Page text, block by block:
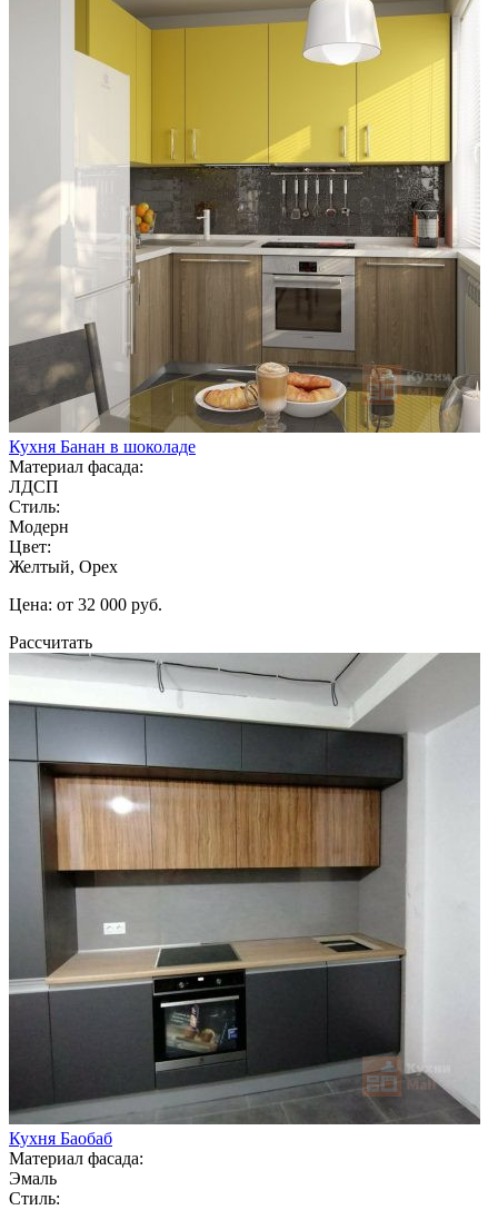
Кухня Банан в шоколаде
Материал фасада:
ЛДСП
Стиль:
Модерн
Цвет:
Желтый, Орех
Цена: от 32 000 руб.
Рассчитать
Кухня Баобаб
Материал фасада:
Эмаль
Стиль: